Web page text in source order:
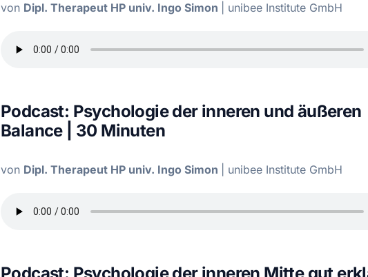
von Dipl. Therapeut HP univ. Ingo Simon unibee Institute GmbH
Podcast: Psychologie der inneren und äußeren
Balance | 30 Minuten
von Dipl. Therapeut HP univ. Ingo Simon unibee Institute GmbH